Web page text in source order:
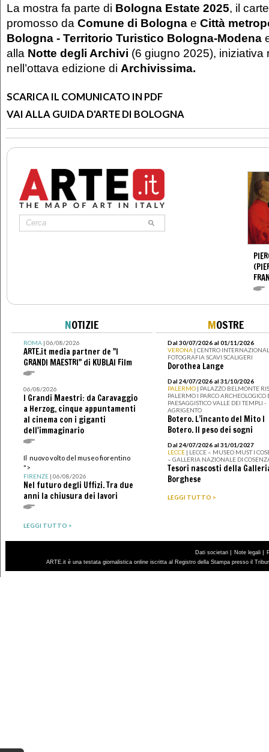
La mostra fa parte di Bologna Estate 2025, il
promosso da Comune di Bologna e Città
Bologna - Territorio Turistico Bologna-Modena
alla Notte degli Archivi (6 giugno 2025), iniziativa
nell’ottava edizione di Archivissima.
SCARICA IL COMUNICATO IN PDF
VAI ALLA GUIDA D'ARTE DI BOLOGNA
NOTIZIE
ROMA| 06/08/2026
ARTE.it media partner de "I
GRANDI MAESTRI" di KUBLAI Film
06/08/2026
I Grandi Maestri: da Caravaggio
a Herzog, cinque appuntamenti
al cinema con i giganti
dell'immaginario
Il nuovo volto del museo fiorentino
">
FIRENZE| 06/08/2026
Nel futuro degli Uffizi. Tra due
anni la chiusura dei lavori
LEGGI TUTTO >
MOSTRE
Dal 30/07/2026 al 01/11/2026
VERONA | CENTRO
FOTOGRAFIA SCAVI SCALIGERI
Dorothea Lange
Dal 24/07/2026 al 31/10/2026
PALERMO | PALAZZO BELMONTE
PALERMO I PARCO ARCHEOLOGICO
PAESAGGISTICO VALLE DEI TEMPLI -
AGRIGENTO
Botero. L’incanto del Mito I
Botero. Il peso dei sogni
Dal 24/07/2026 al 31/01/2027
LECCE | LECCE – MUSEO MUST I
– GALLERIA NAZIONALE DI
Tesori nascosti della
Borghese
LEGGI TUTTO >
Dati societari | Note legali |
ARTE.it è una testata giornalistica online iscritta al Registro della Stampa presso il